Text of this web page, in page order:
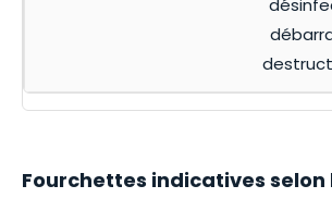
Fourchettes indicatives selon